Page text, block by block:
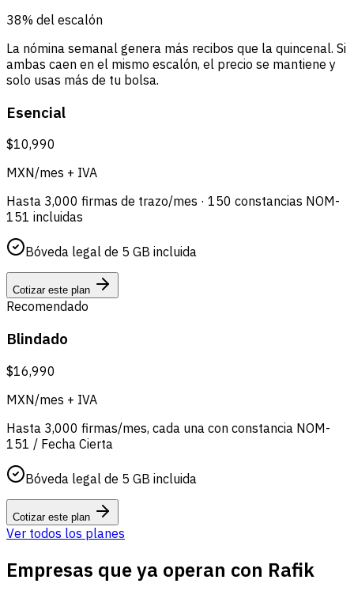
38% del escalón
La nómina semanal genera más recibos que la quincenal. Si
ambas caen en el mismo escalón, el precio se mantiene y
solo usas más de tu bolsa.
Esencial
$10,990
MXN/mes + IVA
Hasta 3,000 firmas de trazo/mes · 150 constancias NOM-
151 incluidas
Bóveda legal de 5 GB incluida
Cotizar este plan
Recomendado
Blindado
$16,990
MXN/mes + IVA
Hasta 3,000 firmas/mes, cada una con constancia NOM-
151 / Fecha Cierta
Bóveda legal de 5 GB incluida
Cotizar este plan
Ver todos los planes
Empresas que ya operan con Rafik